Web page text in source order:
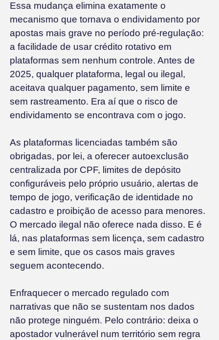
Essa mudança elimina exatamente o
mecanismo que tornava o endividamento por
apostas mais grave no período pré-regulação:
a facilidade de usar crédito rotativo em
plataformas sem nenhum controle. Antes de
2025, qualquer plataforma, legal ou ilegal,
aceitava qualquer pagamento, sem limite e
sem rastreamento. Era aí que o risco de
endividamento se encontrava com o jogo.
As plataformas licenciadas também são
obrigadas, por lei, a oferecer autoexclusão
centralizada por CPF, limites de depósito
configuráveis pelo próprio usuário, alertas de
tempo de jogo, verificação de identidade no
cadastro e proibição de acesso para menores.
O mercado ilegal não oferece nada disso. E é
lá, nas plataformas sem licença, sem cadastro
e sem limite, que os casos mais graves
seguem acontecendo.
Enfraquecer o mercado regulado com
narrativas que não se sustentam nos dados
não protege ninguém. Pelo contrário: deixa o
apostador vulnerável num território sem regra